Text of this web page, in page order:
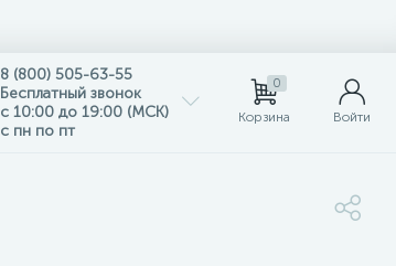
8 (800) 505-63-55
Бесплатный звонок
с 10:00 до 19:00 (МСК)
с пн по пт
0
Корзина Войти